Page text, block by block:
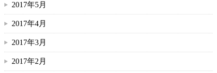
2017年5月
2017年4月
2017年3月
2017年2月